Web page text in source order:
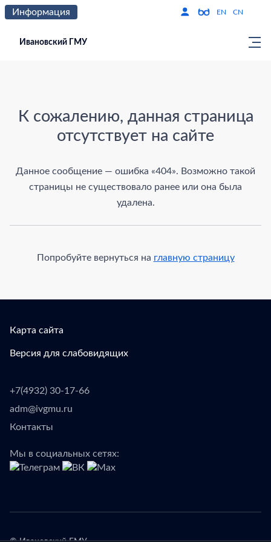
Информация Версия для
EN CN
Ивановский ГМУ
К сожалению, данная страница
отсутствует на сайте
Данное сообщение — ошибка «404». Возможно такой
страницы не существовало ранее или она была
удалена.
Попробуйте вернуться на главную страницу
Карта сайта
Версия для слабовидящих
+7(4932) 30-17-66
adm@ivgmu.ru
Контакты
Мы в социальных сетях: